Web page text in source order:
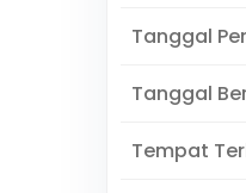
Tanggal
Tanggal
Tempat